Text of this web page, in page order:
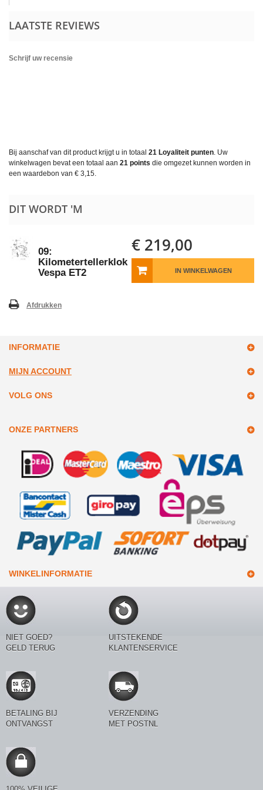
LAATSTE REVIEWS
Schrijf uw recensie
Bij aanschaf van dit product krijgt u in totaal 21 Loyaliteit punten. Uw
winkelwagen bevat een totaal aan 21 points die omgezet kunnen worden in
een waardebon van € 3,15.
DIT WORDT 'M
09:
Kilometertellerklok
Vespa ET2
€ 219,00
IN WINKELWAGEN
Afdrukken
INFORMATIE
MIJN ACCOUNT
VOLG ONS
ONZE PARTNERS
WINKELINFORMATIE
NIET GOED?
GELD TERUG
UITSTEKENDE
KLANTENSERVICE
BETALING BIJ
ONTVANGST
VERZENDING
MET POSTNL